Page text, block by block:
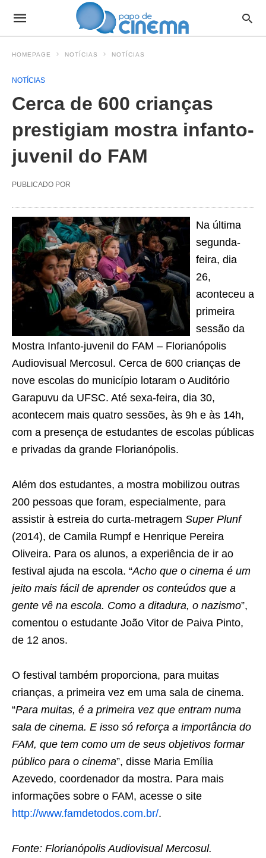
HOMEPAGE NOTÍCIAS NOTÍCIAS
NOTÍCIAS
Cerca de 600 crianças
prestigiam mostra infanto-
juvenil do FAM
PUBLICADO POR
Na última
segunda-
feira, dia
26,
aconteceu a
primeira
sessão da
Mostra Infanto-juvenil do FAM – Florianópolis
Audiovisual Mercosul. Cerca de 600 crianças de
nove escolas do município lotaram o Auditório
Garapuvu da UFSC. Até sexa-feira, dia 30,
acontecem mais quatro sessões, às 9h e às 14h,
com a presença de estudantes de escolas públicas
e privadas da grande Florianópolis.
Além dos estudantes, a mostra mobilizou outras
200 pessoas que foram, especialmente, para
assistir à estreia do curta-metragem Super Plunf
(2014), de Camila Rumpf e Henrique Pereira
Oliveira. Para os alunos, a experiência de ir ao
festival ajuda na escola. “Acho que o cinema é um
jeito mais fácil de aprender os conteúdos que a
gente vê na escola. Como a ditadura, o nazismo”,
comentou o estudante João Vitor de Paiva Pinto,
de 12 anos.
O festival também proporciona, para muitas
crianças, a primeira vez em uma sala de cinema.
“Para muitas, é a primeira vez que entram numa
sala de cinema. E isso só reforça a importância do
FAM, que tem como um de seus objetivos formar
público para o cinema”, disse Maria Emília
Azevedo, coordenador da mostra. Para mais
informações sobre o FAM, acesse o site
http://www.famdetodos.com.br/.
Fonte: Florianópolis Audiovisual Mercosul.